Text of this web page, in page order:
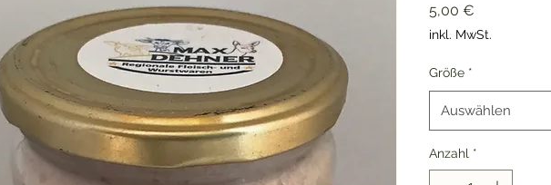
5,00 €
inkl. MwSt.
Größe *
Auswählen
Anzahl *